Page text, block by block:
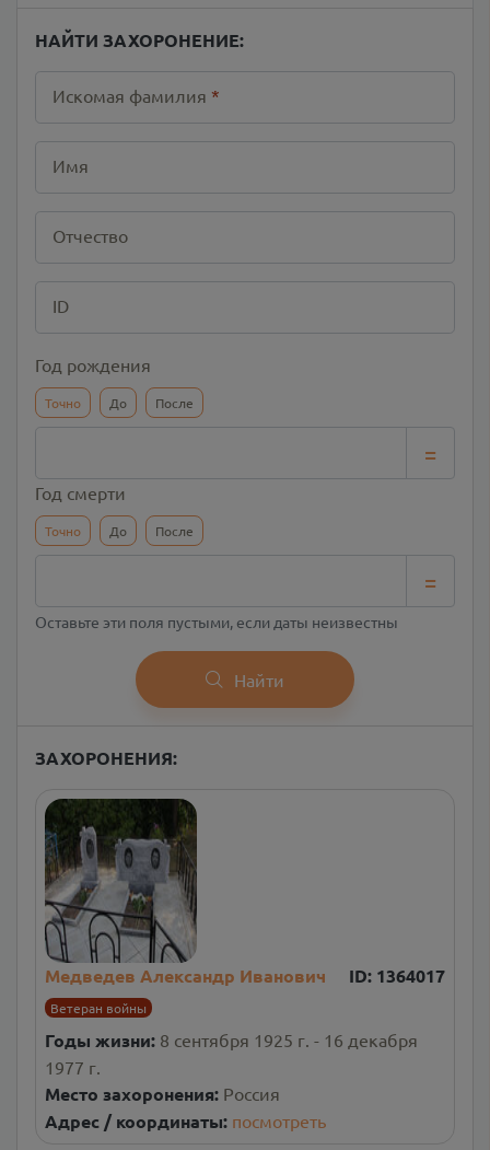
НАЙТИ ЗАХОРОНЕНИЕ:
Искомая фамилия *
Имя
Отчество
ID
Год рождения
Точно До После
=
Год смерти
Точно До После
=
Оставьте эти поля пустыми, если даты неизвестны
Найти
ЗАХОРОНЕНИЯ:
Медведев Александр Иванович ID: 1364017
Ветеран войны
Годы жизни: 8 сентября 1925 г. - 16 декабря
1977 г.
Место захоронения: Россия
Адрес / координаты: посмотреть